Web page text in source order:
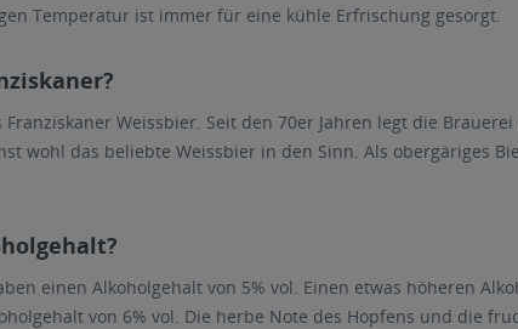
Temperatur ist immer für eine kühle Erfrischung gesorgt.
Weissbier. Seit den 70er Jahren legt die
wohl das beliebte Weissbier in den Sinn. Als obergäriges
einen Alkoholgehalt von 5% vol. Einen etwas höheren
von 6% vol. Die herbe Note des Hopfens und die